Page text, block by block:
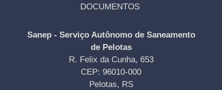
DOCUMENTOS
Sanep - Serviço Autônomo de Saneamento
de Pelotas
R. Felix da Cunha, 653
CEP: 96010-000
Pelotas, RS